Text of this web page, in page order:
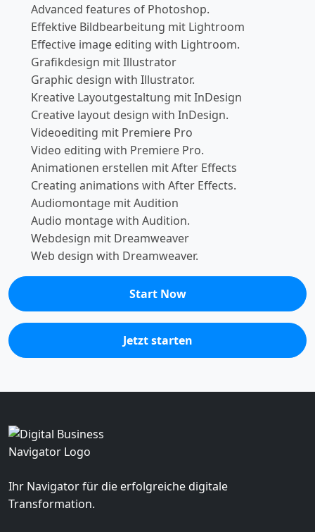
Advanced features of Photoshop.
Effektive Bildbearbeitung mit Lightroom
Effective image editing with Lightroom.
Grafikdesign mit Illustrator
Graphic design with Illustrator.
Kreative Layoutgestaltung mit InDesign
Creative layout design with InDesign.
Videoediting mit Premiere Pro
Video editing with Premiere Pro.
Animationen erstellen mit After Effects
Creating animations with After Effects.
Audiomontage mit Audition
Audio montage with Audition.
Webdesign mit Dreamweaver
Web design with Dreamweaver.
Start Now
Jetzt starten
Ihr Navigator für die erfolgreiche digitale
Transformation.